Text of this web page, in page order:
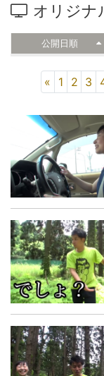
オリジナ
公開日順
« 1 2 3